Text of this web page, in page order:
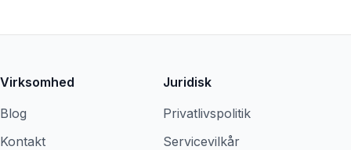
Virksomhed
Blog
Kontakt
Juridisk
Privatlivspolitik
Servicevilkår